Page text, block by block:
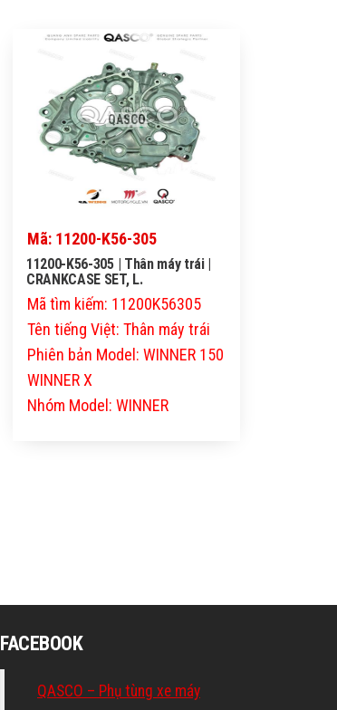
QASCO
Mã: 11200-K56-305
11200-K56-305 | Thân máy trái |
CRANKCASE SET, L.
Mã tìm kiếm: 11200K56305
Tên tiếng Việt: Thân máy trái
Phiên bản Model: WINNER 150
WINNER X
Nhóm Model: WINNER
FACEBOOK
QASCO – Phụ tùng xe máy